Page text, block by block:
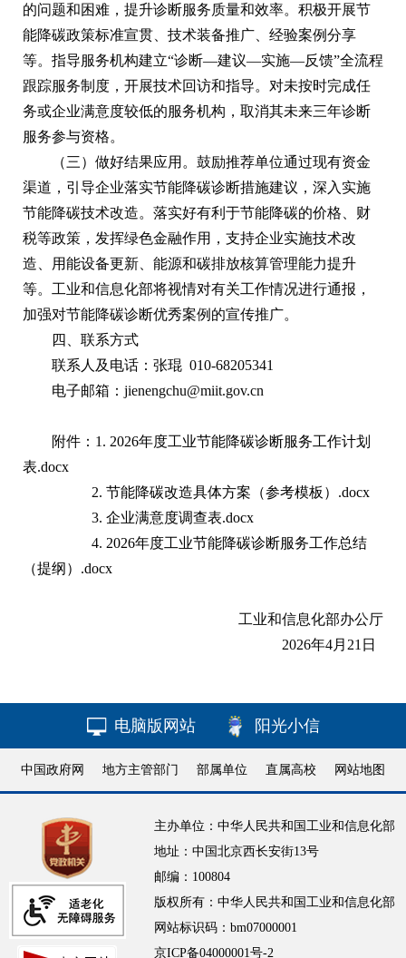
的问题和困难，提升诊断服务质量和效率。积极开展节
能降碳政策标准宣贯、技术装备推广、经验案例分享
等。指导服务机构建立“诊断—建议—实施—反馈”全流程
跟踪服务制度，开展技术回访和指导。对未按时完成任
务或企业满意度较低的服务机构，取消其未来三年诊断
服务参与资格。
（三）做好结果应用。鼓励推荐单位通过现有资金
渠道，引导企业落实节能降碳诊断措施建议，深入实施
节能降碳技术改造。落实好有利于节能降碳的价格、财
税等政策，发挥绿色金融作用，支持企业实施技术改
造、用能设备更新、能源和碳排放核算管理能力提升
等。工业和信息化部将视情对有关工作情况进行通报，
加强对节能降碳诊断优秀案例的宣传推广。
四、联系方式
联系人及电话：张琨 010-68205341
电子邮箱：jienengchu@miit.gov.cn
附件：1. 2026年度工业节能降碳诊断服务工作计划
表.docx
2. 节能降碳改造具体方案（参考模板）.docx
3. 企业满意度调查表.docx
4. 2026年度工业节能降碳诊断服务工作总结
（提纲）.docx
工业和信息化部办公厅
2026年4月21日
电脑版网站 阳光小信
中国政府网 地方主管部门 部属单位 直属高校 网站地图
主办单位：中华人民共和国工业和信息化部
地址：中国北京西长安街13号
邮编：100804
版权所有：中华人民共和国工业和信息化部
网站标识码：bm07000001
京ICP备04000001号-2